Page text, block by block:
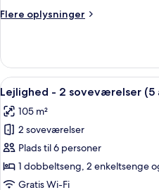
(5
Flere oplysninger
Flere
-
soveværelser
adults)
Indlæs
alle
billeder
af
Lejlighed
-
2
11
Lejlighed - 2 soveværelser (5
105 m²
2 soveværelser
Plads til 6 personer
1 dobbeltseng, 2 enkeltsenge
Gratis Wi-Fi